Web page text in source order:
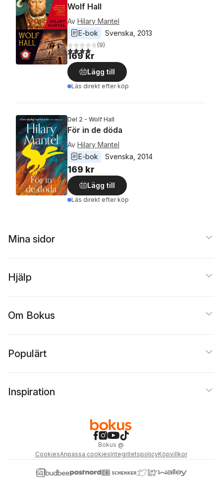
Wolf Hall
Av Hilary Mantel
E-bok
Svenska 2013
4,0utav 5 stjärnor. Totalt antal röster:
(9)
169 kr
Lägg till
Läs direkt efter köp
Del 2 - Wolf Hall
För in de döda
Av Hilary Mantel
E-bok
Svenska 2014
169 kr
Lägg till
Läs direkt efter köp
Mina sidor
Hjälp
Om Bokus
Populärt
Inspiration
Bokus @
CookiesAnpassa cookiesIntegritetspolicyKöpvillkor